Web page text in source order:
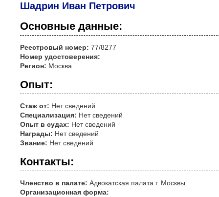
Шадрин Иван Петрович
Основные данные:
Реестровый номер: 77/8277
Номер удостоверения:
Регион: Москва
Опыт:
Стаж от: Нет сведений
Специализация: Нет сведений
Опыт в судах: Нет сведений
Награды: Нет сведений
Звание: Нет сведений
Контакты:
Членство в палате: Адвокатская палата г. Москвы
Организационная форма: